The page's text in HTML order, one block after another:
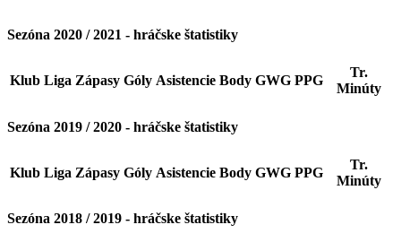
Sezóna 2020 / 2021 - hráčske štatistiky
Klub Liga Zápasy Góly Asistencie Body GWG PPG
Tr.
Minúty
Sezóna 2019 / 2020 - hráčske štatistiky
Klub Liga Zápasy Góly Asistencie Body GWG PPG
Tr.
Minúty
Sezóna 2018 / 2019 - hráčske štatistiky